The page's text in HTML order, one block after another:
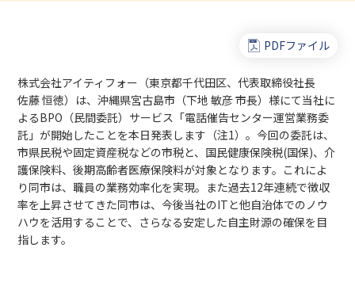
PDFファイル
株式会社アイティフォー（東京都千代田区、代表取締役社長
佐藤 恒徳）は、沖縄県宮古島市（下地 敏彦 市長）様にて当社に
よるBPO（民間委託）サービス「電話催告センター運営業務委
託」が開始したことを本日発表します（注1）。今回の委託は、
市県民税や固定資産税などの市税と、国民健康保険税(国保)、介
護保険料、後期高齢者医療保険料が対象となります。これによ
り同市は、職員の業務効率化を実現。また過去12年連続で徴収
率を上昇させてきた同市は、今後当社のITと他自治体でのノウ
ハウを活用することで、さらなる安定した自主財源の確保を目
指します。